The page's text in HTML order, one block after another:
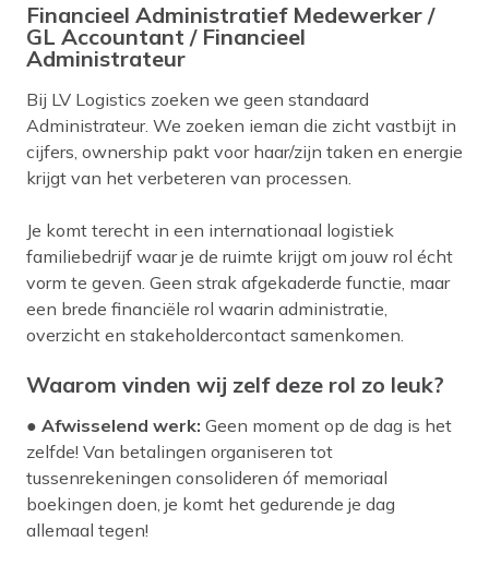
Financieel Administratief Medewerker /
GL Accountant / Financieel
Administrateur
Bij LV Logistics zoeken we geen standaard
Administrateur. We zoeken ieman die zicht vastbijt in
cijfers, ownership pakt voor haar/zijn taken en energie
krijgt van het verbeteren van processen.
Je komt terecht in een internationaal logistiek
familiebedrijf waar je de ruimte krijgt om jouw rol écht
vorm te geven. Geen strak afgekaderde functie, maar
een brede financiële rol waarin administratie,
overzicht en stakeholdercontact samenkomen.
Waarom vinden wij zelf deze rol zo leuk?
● Afwisselend werk: Geen moment op de dag is het
zelfde! Van betalingen organiseren tot
tussenrekeningen consolideren óf memoriaal
boekingen doen, je komt het gedurende je dag
allemaal tegen!